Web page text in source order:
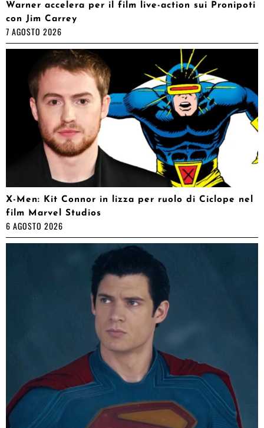
Warner accelera per il film live-action sui Pronipoti
con Jim Carrey
7 AGOSTO 2026
X-Men: Kit Connor in lizza per ruolo di Ciclope nel
film Marvel Studios
6 AGOSTO 2026